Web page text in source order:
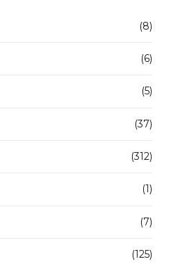
(8)
(6)
(5)
(37)
(312)
(1)
(7)
(125)